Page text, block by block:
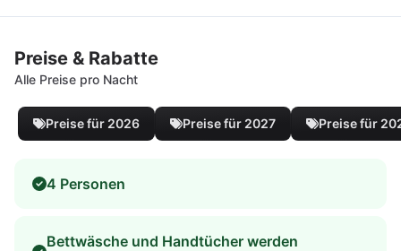
Preise & Rabatte
Alle Preise pro Nacht
Preise für 2026 Preise für 2027 Preise für
4 Personen
Bettwäsche und Handtücher werden